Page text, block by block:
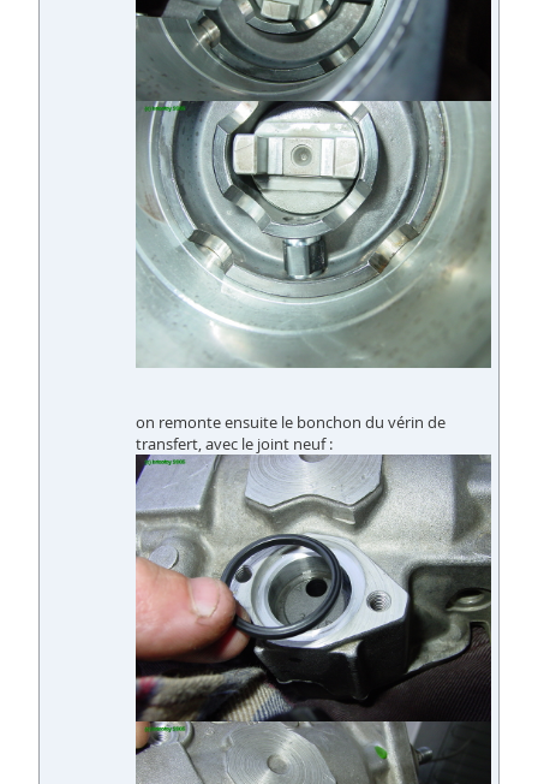
on remonte ensuite le bonchon du vérin de
transfert, avec le joint neuf :